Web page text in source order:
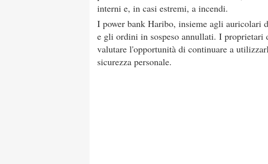
interni e, in casi estremi, a incendi.
I power bank Haribo, insieme agli auricolari
e gli ordini in sospeso annullati. I
valutare l'opportunità di continuare a
sicurezza personale.